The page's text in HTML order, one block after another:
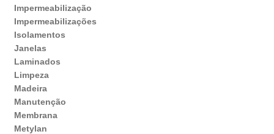
Impermeabilização
Impermeabilizações
Isolamentos
Janelas
Laminados
Limpeza
Madeira
Manutenção
Membrana
Metylan